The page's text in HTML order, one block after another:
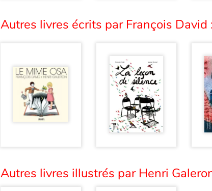
Autres livres écrits par François David :
Autres livres illustrés par Henri